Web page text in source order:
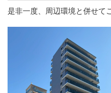
是非一度、周辺環境と併せて